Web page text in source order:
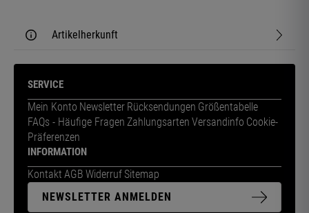
Artikelherkunft
SERVICE
Mein Konto Newsletter Rücksendungen Größentabelle
FAQs - Häufige Fragen Zahlungsarten Versandinfo Cookie-
Präferenzen
INFORMATION
Kontakt AGB Widerruf Sitemap
NEWSLETTER ANMELDEN